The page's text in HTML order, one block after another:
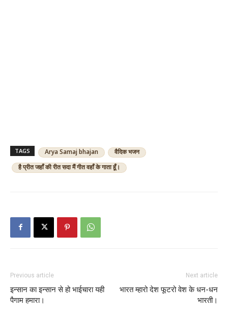
TAGS Arya Samaj bhajan
वैदिक भजन
है प्रीत जहाँ की रीत सदा मैं गीत वहाँ के गाता हूँ।
Previous article
इन्सान का इन्सान से हो भाईचारा यही
पैगाम हमारा।
Next article
भारत म्हारो देश फूटरो वेश के धन-धन
भारती।